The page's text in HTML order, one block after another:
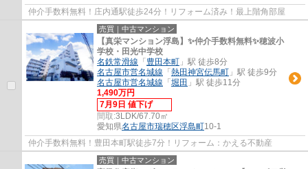
仲介手数料無料！庄内通駅徒歩24分！リフォーム済み！最上階角部屋
売買｜中古マンション
【真栄マンション浮島】✨️仲介手数料無料✨️穂波小
学校・田光中学校
名鉄常滑線 「 豊田本町 」駅 徒歩8分
名古屋市営名城線 「 熱田神宮伝馬町 」駅 徒歩9分
名古屋市営名城線 「 堀田 」駅 徒歩11分
1,490万円
7月9日 値下げ
間取:3LDK/67.70㎡
愛知県名古屋市瑞穂区浮島町10-1
仲介手数料無料！豊田本町駅徒歩7分！リフォーム：かえる不動産
売買｜中古マンション